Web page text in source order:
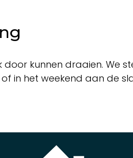
kunnen draaien.
in het weekend aan de